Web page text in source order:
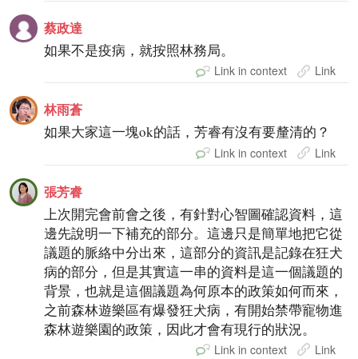
蔡政達
如果不是疫病，就按照林務局。
Link in context Link
林雨蒼
如果大家這一塊ok的話，芳睿有沒有要釐清的？
Link in context Link
張芳睿
上次開完會前會之後，有針對心智圖確認資料，這
邊先說明一下補充的部分。這邊只是簡單地把它從
議題的脈絡中分出來，這部分的資訊是記錄在狂犬
病的部分，但是其實這一串的資料是這一個議題的
背景，也就是這個議題為何原本的政策如何而來，
之前森林遊樂區有爆發狂犬病，有開始禁帶寵物進
森林遊樂園的政策，因此才會有現行的狀況。
Link in context Link